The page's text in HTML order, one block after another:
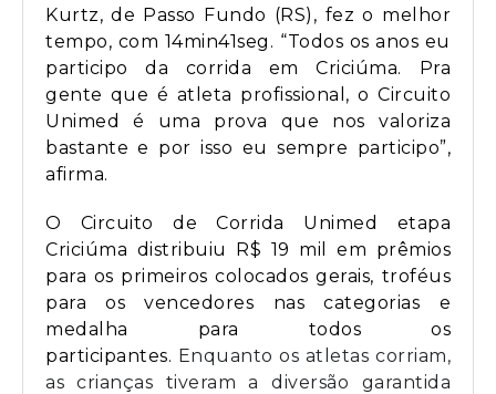
Kurtz, de Passo Fundo (RS), fez o melhor
tempo, com 14min41seg. “Todos os anos eu
participo da corrida em Criciúma. Pra
gente que é atleta profissional, o Circuito
Unimed é uma prova que nos valoriza
bastante e por isso eu sempre participo”,
afirma.
O Circuito de Corrida Unimed etapa
Criciúma distribuiu R$ 19 mil em prêmios
para os primeiros colocados gerais, troféus
para os vencedores nas categorias e
medalha para todos os
participantes. Enquanto os atletas corriam,
as crianças tiveram a diversão garantida